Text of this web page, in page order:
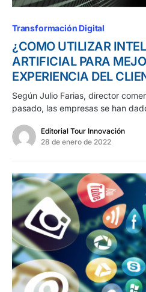
Transformación Digital
¿COMO UTILIZAR
ARTIFICIAL PARA
EXPERIENCIA DEL
Según Julio Farias, director
pasado, las empresas se han
Editorial Tour Innovación
28 de enero de 2022